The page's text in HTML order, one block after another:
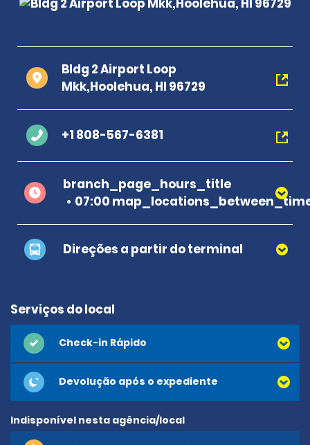
Bldg 2 Airport Loop
Mkk,Hoolehua, HI 96729
+1 808-567-6381
branch_page_hours_title
07:00
Direções a partir do terminal
Serviços do local
Check-in Rápido
Devolução após o expediente
Indisponível nesta agência/local